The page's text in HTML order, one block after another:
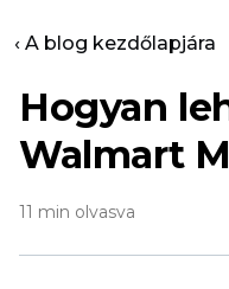
‹ A blog kezdőlapjára
Hogyan
Walmart
11 min olvasva